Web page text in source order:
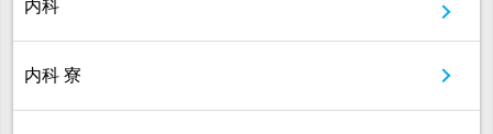
内科
内科 寮